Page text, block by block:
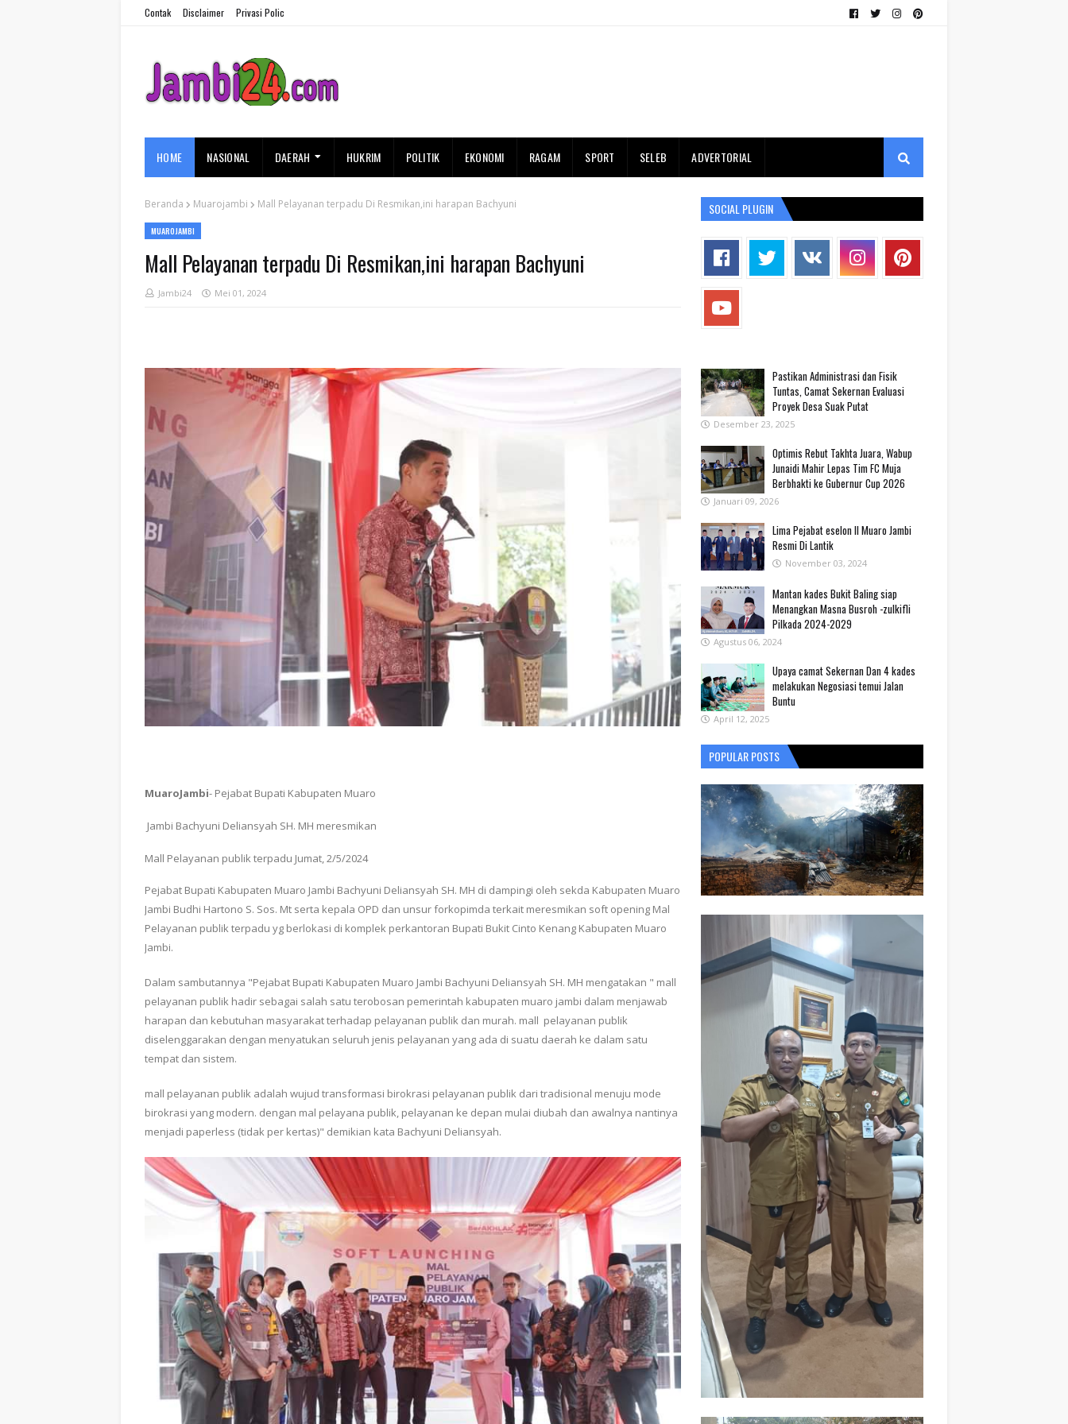
Contak Disclaimer Privasi Polic
HOME NASIONAL DAERAH HUKRIM POLITIK EKONOMI RAGAM SPORT SELEB ADVERTORIAL
Beranda Muarojambi Mall Pelayanan terpadu Di Resmikan,ini harapan Bachyuni
MUAROJAMBI
Mall Pelayanan terpadu Di Resmikan,ini harapan Bachyuni
Jambi24 Mei 01, 2024
MuaroJambi- Pejabat Bupati Kabupaten Muaro
Jambi Bachyuni Deliansyah SH. MH meresmikan
Mall Pelayanan publik terpadu Jumat, 2/5/2024
Pejabat Bupati Kabupaten Muaro Jambi Bachyuni Deliansyah SH. MH di dampingi oleh sekda Kabupaten Muaro
Jambi Budhi Hartono S. Sos. Mt serta kepala OPD dan unsur forkopimda terkait meresmikan soft opening Mal
Pelayanan publik terpadu yg berlokasi di komplek perkantoran Bupati Bukit Cinto Kenang Kabupaten Muaro
Jambi.
Dalam sambutannya "Pejabat Bupati Kabupaten Muaro Jambi Bachyuni Deliansyah SH. MH mengatakan " mall
pelayanan publik hadir sebagai salah satu terobosan pemerintah kabupaten muaro jambi dalam menjawab
harapan dan kebutuhan masyarakat terhadap pelayanan publik dan murah. mall pelayanan publik
diselenggarakan dengan menyatukan seluruh jenis pelayanan yang ada di suatu daerah ke dalam satu
tempat dan sistem.
mall pelayanan publik adalah wujud transformasi birokrasi pelayanan publik dari tradisional menuju mode
birokrasi yang modern. dengan mal pelayana publik, pelayanan ke depan mulai diubah dan awalnya nantinya
menjadi paperless (tidak per kertas)" demikian kata Bachyuni Deliansyah.
SOCIAL PLUGIN
Pastikan Administrasi dan Fisik
Tuntas, Camat Sekernan Evaluasi
Proyek Desa Suak Putat
Desember 23, 2025
Optimis Rebut Takhta Juara, Wabup
Junaidi Mahir Lepas Tim FC Muja
Berbhakti ke Gubernur Cup 2026
Januari 09, 2026
Lima Pejabat eselon II Muaro Jambi
Resmi Di Lantik
November 03, 2024
Mantan kades Bukit Baling siap
Menangkan Masna Busroh -zulkifli
Pilkada 2024-2029
Agustus 06, 2024
Upaya camat Sekernan Dan 4 kades
melakukan Negosiasi temui Jalan
Buntu
April 12, 2025
POPULAR POSTS